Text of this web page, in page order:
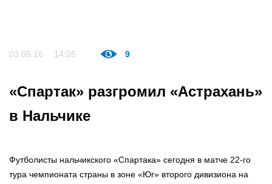
03.05.16 14:05 9
«Спартак» разгромил «Астрахань»
в Нальчике
Футболисты нальчикского «Спартака» сегодня в матче 22-го
тура чемпионата страны в зоне «Юг» второго дивизиона на